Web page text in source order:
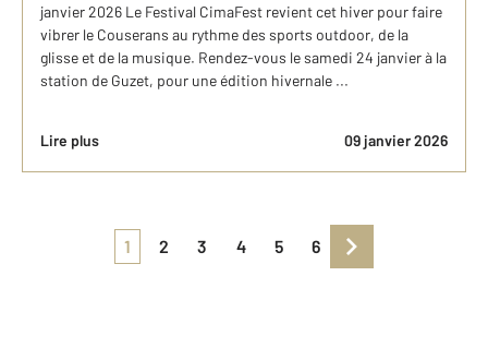
janvier 2026 Le Festival CimaFest revient cet hiver pour faire
vibrer le Couserans au rythme des sports outdoor, de la
glisse et de la musique. Rendez-vous le samedi 24 janvier à la
station de Guzet, pour une édition hivernale ...
Lire plus 09 janvier 2026
1 2 3 4 5 6